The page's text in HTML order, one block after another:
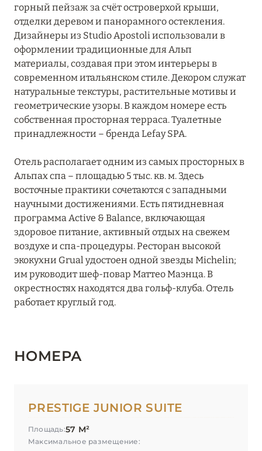
горный пейзаж за счёт островерхой крыши,
отделки деревом и панорамного остекления.
Дизайнеры из Studio Apostoli использовали в
оформлении традиционные для Альп
материалы, создавая при этом интерьеры в
современном итальянском стиле. Декором служат
натуральные текстуры, растительные мотивы и
геометрические узоры. В каждом номере есть
собственная просторная терраса. Туалетные
принадлежности – бренда Lefay SPA.
Отель располагает одним из самых просторных в
Альпах спа – площадью 5 тыс. кв. м. Здесь
восточные практики сочетаются с западными
научными достижениями. Есть пятидневная
программа Active & Balance, включающая
здоровое питание, активный отдых на свежем
воздухе и спа-процедуры. Ресторан высокой
экокухни Grual удостоен одной звезды Michelin;
им руководит шеф-повар Маттео Маэнца. В
окрестностях находятся два гольф-клуба. Отель
работает круглый год.
НОМЕРА
PRESTIGE JUNIOR SUITE
Площадь:57 М²
Максимальное размещение: